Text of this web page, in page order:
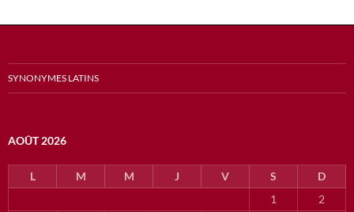
SYNONYMES LATINS
AOÛT 2026
L M M J V S
D
1
2